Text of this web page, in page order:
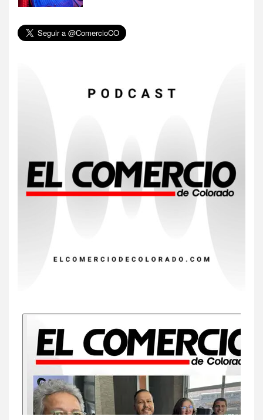
6
precio
8 • ESTADOS UNIDOS HOGAR Y SALUD
EEUU este año que en 2025
• ESTADOS UNIDOS
HOGAR Y SALUD
NOTICIAS
Van 4,100 casos confirmados
por parásito que causa
diarrea en EEUU